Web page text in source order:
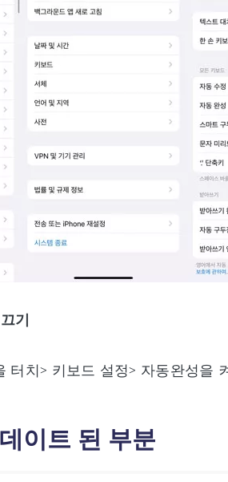
기
치> 키보드 설정> 자동완성을
이트 된 부분